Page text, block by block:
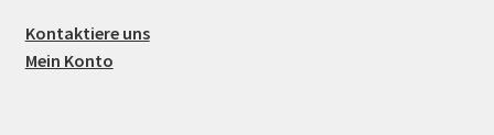
Kontaktiere uns
Mein Konto